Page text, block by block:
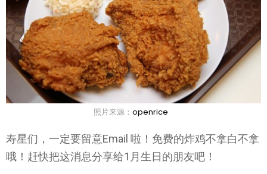
照片来源： openrice
寿星们，一定要留意Email 啦！免费的炸鸡不拿白不拿
哦！赶快把这消息分享给1月生日的朋友吧！